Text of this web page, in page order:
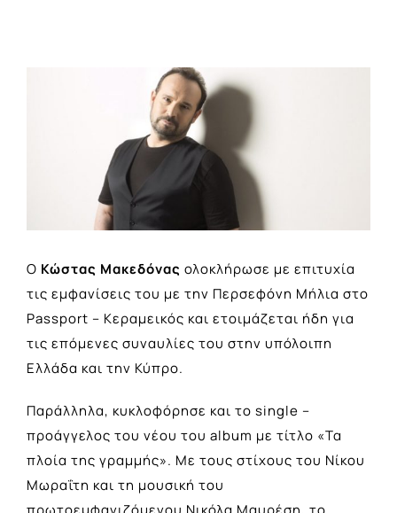
Ο Κώστας Μακεδόνας ολοκλήρωσε με επιτυχία
τις εμφανίσεις του με την Περσεφόνη Μήλια στο
Passport – Κεραμεικός και ετοιμάζεται ήδη για
τις επόμενες συναυλίες του στην υπόλοιπη
Ελλάδα και την Κύπρο.
Παράλληλα, κυκλοφόρησε και το single –
προάγγελος του νέου του album με τίτλο «Τα
πλοία της γραμμής». Με τους στίχους του Νίκου
Μωραΐτη και τη μουσική του